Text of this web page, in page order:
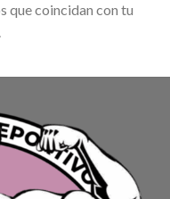
que coincidan con tu